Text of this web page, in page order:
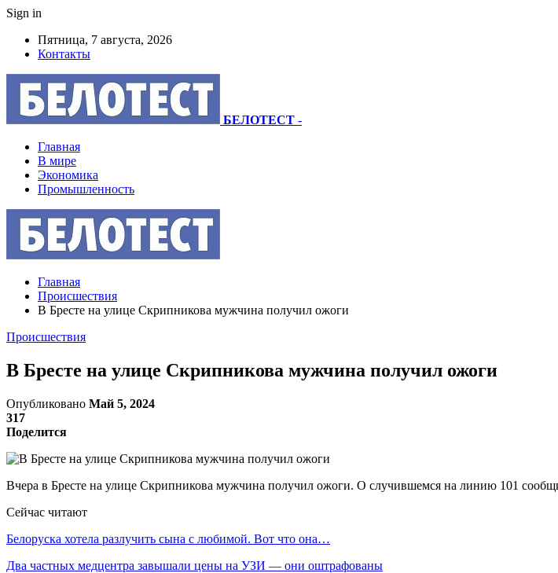
Sign in
Пятница, 7 августа, 2026
Контакты
БЕЛОТЕСТ -
Главная
В мире
Экономика
Промышленность
Главная
Происшествия
В Бресте на улице Скрипникова мужчина получил ожоги
Происшествия
В Бресте на улице Скрипникова мужчина получил ожоги
Опубликовано Май 5, 2024
317
Поделится
Вчера в Бресте на улице Скрипникова мужчина получил ожоги. О случившемся на линию 101
Сейчас читают
Белоруска хотела разлучить сына с любимой. Вот что она…
Два частных медцентра завышали цены на УЗИ — они оштрафованы